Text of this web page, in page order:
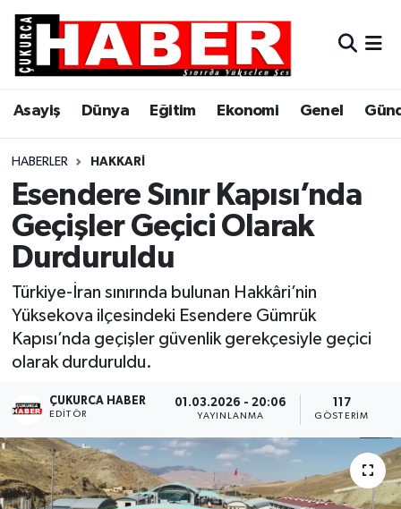
Asayiş Dünya Eğitim Ekonomi Genel
HABERLER HAKKARI
Esendere Sınır Kapısı’nda
Geçişler Geçici Olarak
Durduruldu
Türkiye-İran sınırında bulunan Hakkâri’nin
Yüksekova ilçesindeki Esendere Gümrük
Kapısı’nda geçişler güvenlik gerekçesiyle geçici
olarak durduruldu.
ÇUKURCA HABER
EDITÖR
01.03.2026 - 20:06
YAYINLANMA
117
GÖSTERIM
Asayiş
Dünya
Eğitim
Ekonomi
Genel
Gündem
Hakkari
Teknoloji
Hava Durumu
Trafik Durumu
Süper Lig Puan Durumu ve Fikstür
Tüm Manşetler
Son Dakika Haberleri
Haber Arşivi